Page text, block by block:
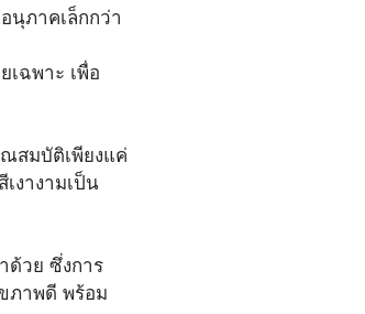
นุภาคเล็กกว่า
เฉพาะ เพื่อ
สมบัติเพียงแค่
งางามเป็น
ด้วย ซึ่งการ
ภาพดี พร้อม